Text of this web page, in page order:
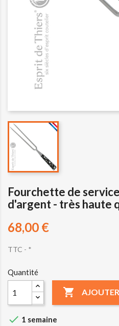
Fourchette de
d'argent - très haute
68,00 €
TTC *
Quantité

 1 semaine